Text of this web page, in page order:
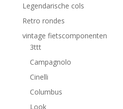
Legendarische cols
Retro rondes
vintage fietscomponenten
3ttt
Campagnolo
Cinelli
Columbus
Look